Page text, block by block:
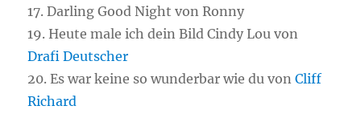
17. Darling Good Night von Ronny
19. Heute male ich dein Bild Cindy Lou von
Drafi Deutscher
20. Es war keine so wunderbar wie du vonCliff
Richard